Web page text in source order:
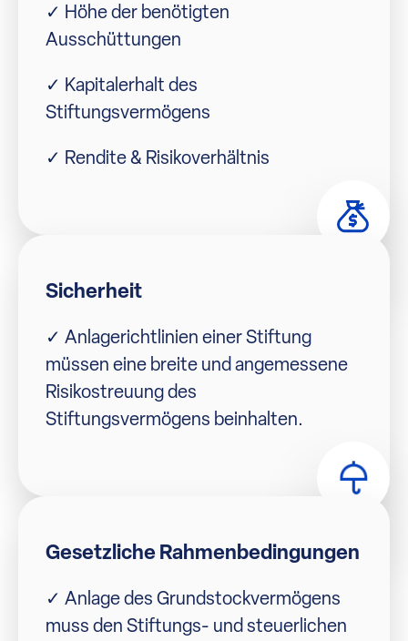
✓ Höhe der benötigten
Ausschüttungen
✓ Kapitalerhalt des
Stiftungsvermögens
✓ Rendite & Risikoverhältnis
Sicherheit
✓ Anlagerichtlinien einer Stiftung
müssen eine breite und angemessene
Risikostreuung des
Stiftungsvermögens beinhalten.
Gesetzliche Rahmenbedingungen
✓ Anlage des Grundstockvermögens
muss den Stiftungs- und steuerlichen